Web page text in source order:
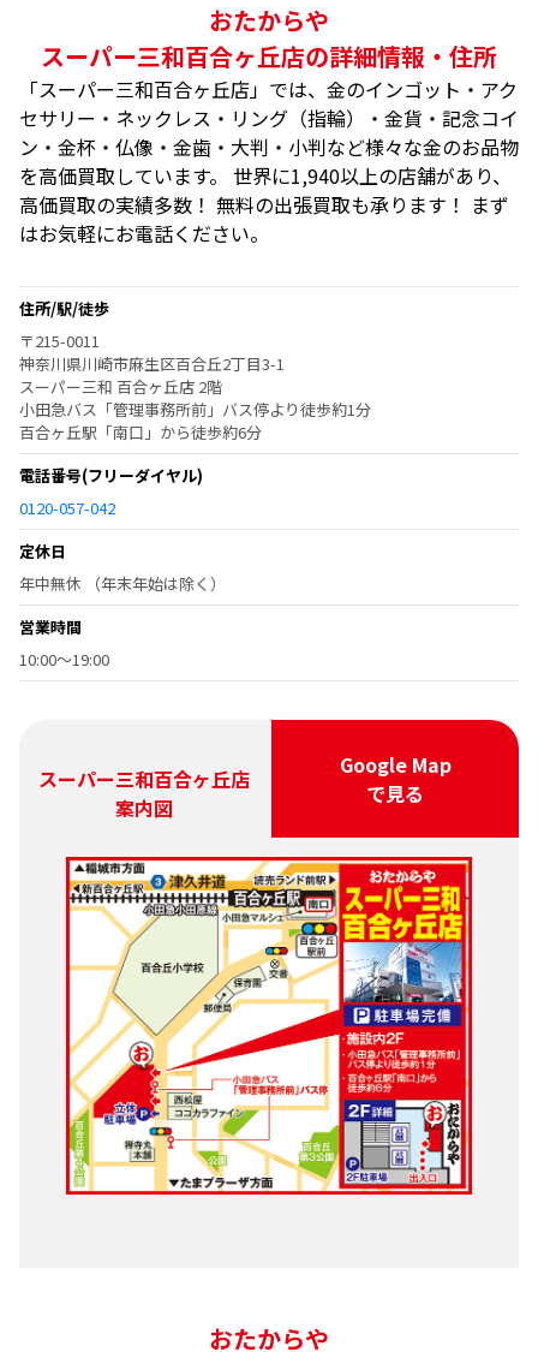
おたからや
スーパー三和百合ヶ丘店の詳細情報・住所
「スーパー三和百合ヶ丘店」では、金のインゴット・アク
セサリー・ネックレス・リング（指輪）・金貨・記念コイ
ン・金杯・仏像・金歯・大判・小判など様々な金のお品物
を高価買取しています。 世界に1,940以上の店舗があり、
高価買取の実績多数！ 無料の出張買取も承ります！ まず
はお気軽にお電話ください。
住所/駅/徒歩
〒215-0011
神奈川県川崎市麻生区百合丘2丁目3-1
スーパー三和 百合ヶ丘店 2階
小田急バス「管理事務所前」バス停より徒歩約1分
百合ヶ丘駅「南口」から徒歩約6分
電話番号(フリーダイヤル)
0120-057-042
定休日
年中無休 （年末年始は除く）
営業時間
10:00～19:00
スーパー三和百合ヶ丘店
案内図
Google Map
で見る
おたからや